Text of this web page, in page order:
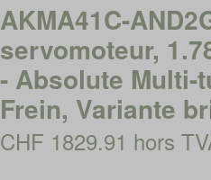
AKMA41C-
servomoteur,
- Absolute Multi-
Frein, Variante
CHF 1829.91 hors